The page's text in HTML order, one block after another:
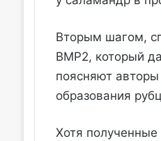
Вторым шагом,
BMP2, который
поясняют
образования
Хотя полученные